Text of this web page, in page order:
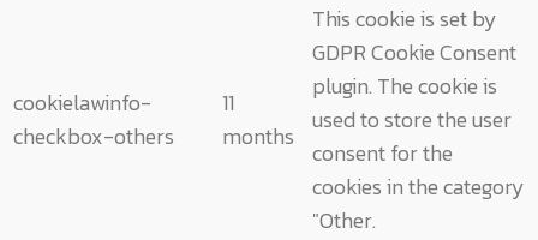
cookielawinfo-
checkbox-others
11
months
This cookie is set by
GDPR Cookie Consent
plugin. The cookie is
used to store the user
consent for the
cookies in the category
"Other.